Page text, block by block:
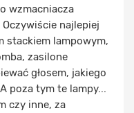
wzmacniacza
najlepiej
stackiem lampowym,
zasilone
głosem, jakiego
poza tym te lampy...
czy inne, za